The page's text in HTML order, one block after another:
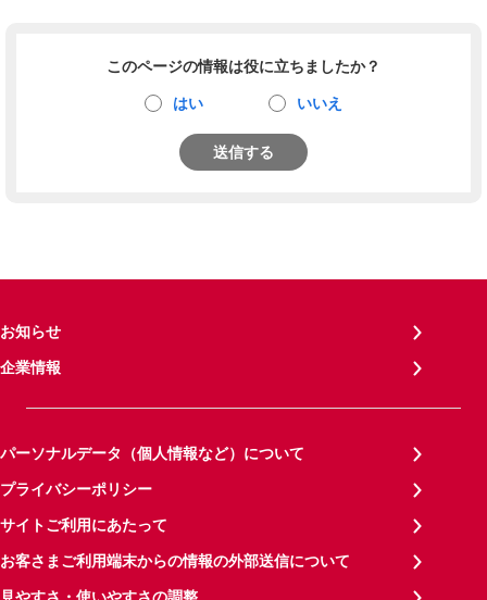
このページの情報は役に立ちましたか？
はい いいえ
送信する
お知らせ
企業情報
パーソナルデータ（個人情報など）について
プライバシーポリシー
サイトご利用にあたって
お客さまご利用端末からの情報の外部送信について